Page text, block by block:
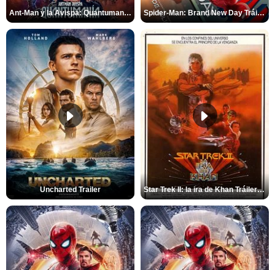
Ant-Man y la Avispa: Quantumanía Tráiler (2) Spider-Man: Brand New Day Tráiler (3)
Uncharted Trailer Star Trek II: la ira de Khan Tráiler VO